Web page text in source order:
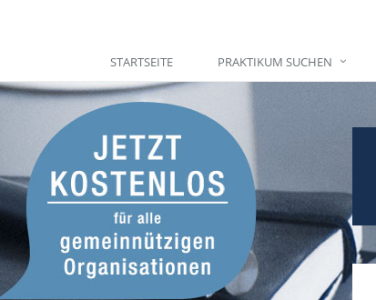
STARTSEITE PRAKTIKUM SUCHEN